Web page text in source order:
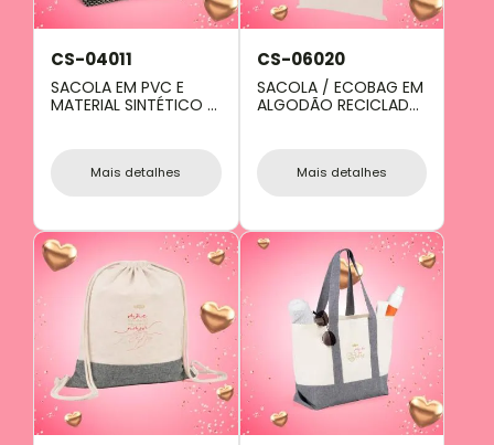
CS-04011
SACOLA EM PVC E
MATERIAL SINTÉTICO -
Mais detalhes
CS-06020
SACOLA / ECOBAG EM
ALGODÃO RECICLADO
Mais detalhes